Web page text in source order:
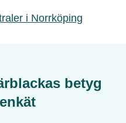
i Norrköping
s betyg